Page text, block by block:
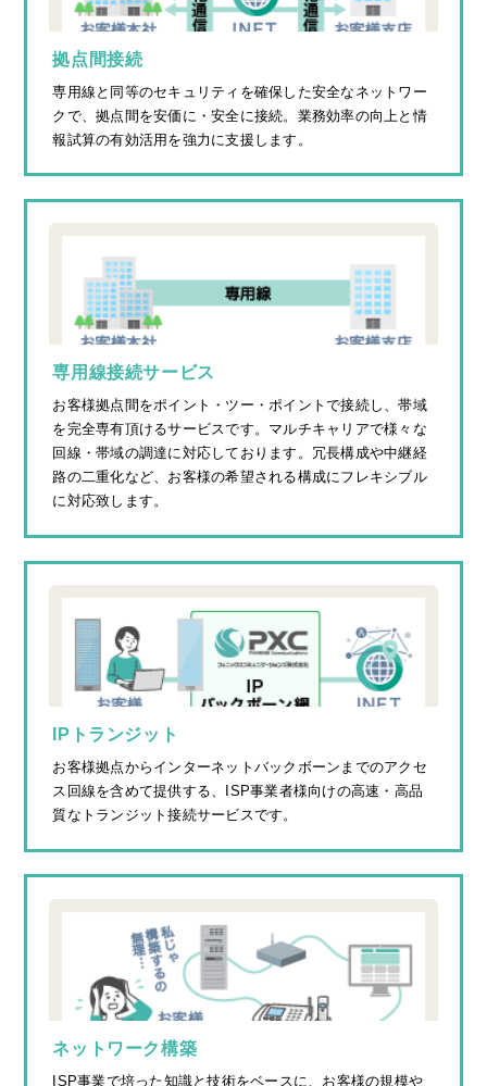
拠点間接続
専用線と同等のセキュリティを確保した安全なネットワー
クで、拠点間を安価に・安全に接続。業務効率の向上と情
報試算の有効活用を強力に支援します。
専用線接続サービス
お客様拠点間をポイント・ツー・ポイントで接続し、帯域
を完全専有頂けるサービスです。マルチキャリアで様々な
回線・帯域の調達に対応しております。冗長構成や中継経
路の二重化など、お客様の希望される構成にフレキシブル
に対応致します。
IPトランジット
お客様拠点からインターネットバックボーンまでのアクセ
ス回線を含めて提供する、ISP事業者様向けの高速・高品
質なトランジット接続サービスです。
ネットワーク構築
ISP事業で培った知識と技術をベースに、お客様の規模や